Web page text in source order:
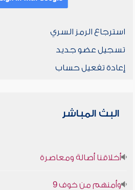
استرجاع الرمز السري
تسجيل عضو جديد
إعادة تفعيل حساب
البث المباشر
أخلاقنا أصالة ومعاصرة
وأمنهم من خوف 9